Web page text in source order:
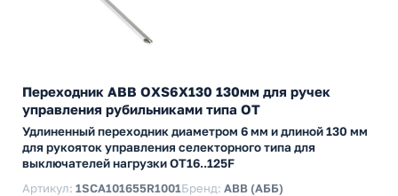
Переходник ABB OXS6X130 130мм для ручек
управления рубильниками типа ОТ
Удлиненный переходник диаметром 6 мм и длиной 130 мм
для рукояток управления селекторного типа для
выключателей нагрузки ОТ16..125F
Артикул: 1SCA101655R1001Бренд: ABB (АББ)